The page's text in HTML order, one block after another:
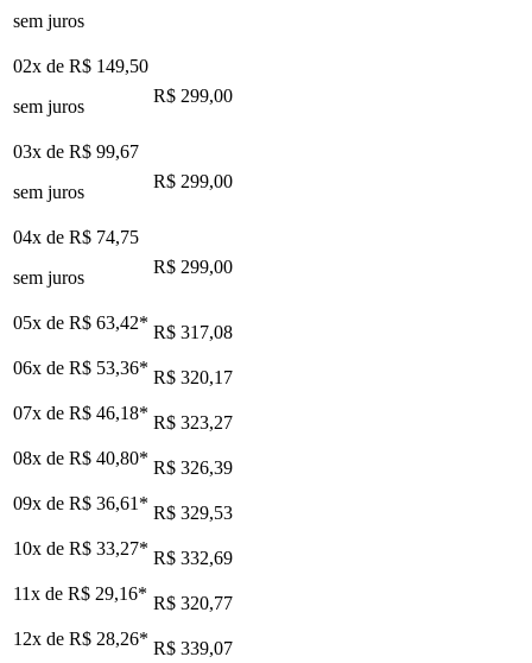
sem juros
02x de R$ 149,50
sem juros
R$ 299,00
03x de R$ 99,67
sem juros
R$ 299,00
04x de R$ 74,75
sem juros
R$ 299,00
05x de R$ 63,42* R$ 317,08
06x de R$ 53,36* R$ 320,17
07x de R$ 46,18* R$ 323,27
08x de R$ 40,80* R$ 326,39
09x de R$ 36,61 * R$ 329,53
10x de R$ 33,27* R$ 332,69
11x de R$ 29,16* R$ 320,77
12x de R$ 28,26* R$ 339,07